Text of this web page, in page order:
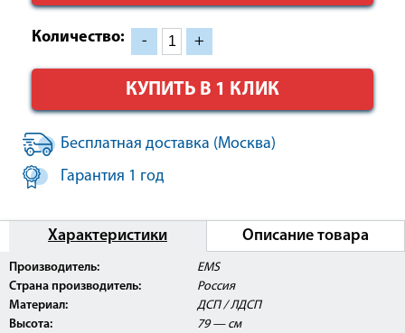
Количество: - +
КУПИТЬ В 1 КЛИК
Бесплатная доставка (Москва)
Гарантия 1 год
Характеристики Описание товара
Производитель:
EMS
Страна производитель:
Россия
Материал:
ДСП / ЛДСП
Высота:
79 — см